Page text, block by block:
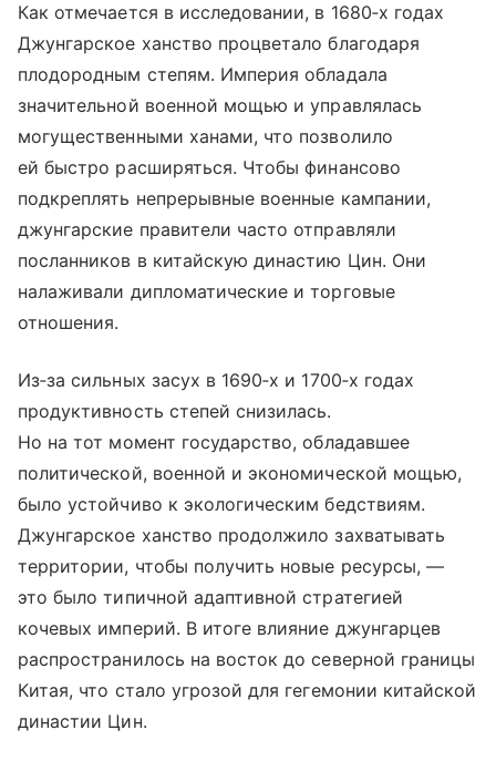
Как отмечается в исследовании, в 1680‑х годах
Джунгарское ханство процветало благодаря
плодородным степям. Империя обладала
значительной военной мощью и управлялась
могущественными ханами, что позволило
ей быстро расширяться. Чтобы финансово
подкреплять непрерывные военные кампании,
джунгарские правители часто отправляли
посланников в китайскую династию Цин. Они
налаживали дипломатические и торговые
отношения.
Из‑за сильных засух в 1690‑х и 1700‑х годах
продуктивность степей снизилась.
Но на тот момент государство, обладавшее
политической, военной и экономической мощью,
было устойчиво к экологическим бедствиям.
Джунгарское ханство продолжило захватывать
территории, чтобы получить новые ресурсы, —
это было типичной адаптивной стратегией
кочевых империй. В итоге влияние джунгарцев
распространилось на восток до северной границы
Китая, что стало угрозой для гегемонии китайской
династии Цин.